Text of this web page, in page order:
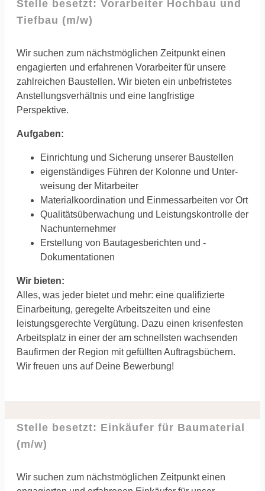
Stelle besetzt: Vorarbeiter Hochbau und
Tiefbau (m/w)
Wir suchen zum nächstmöglichen Zeitpunkt einen
engagierten und erfahrenen Vorarbeiter für unsere
zahlreichen Baustellen. Wir bieten ein unbefristetes
Anstellungsverhältnis und eine langfristige
Perspektive.
Aufgaben:
Einrichtung und Sicherung unserer Baustellen
eigenständiges Führen der Kolonne und Unter­
weisung der Mitarbeiter
Material­koordi­nation und Einmessarbeiten vor Ort
Qualitätsüber­wachung und Leistungs­kon­trolle der
Nachunternehmer
Erstellung von Bautages­berichten und -
Dokumen­tationen
Wir bieten:
Alles, was jeder bietet und mehr: eine qualifizierte
Einarbeitung, geregelte Arbeitszeiten und eine
leistungsgerechte Vergütung. Dazu einen krisenfesten
Arbeitsplatz in einer der am schnellsten wachsenden
Baufirmen der Region mit gefüllten Auftragsbüchern.
Wir freuen uns auf Deine Bewerbung!
Stelle besetzt: Einkäufer für Baumaterial
(m/w)
Wir suchen zum nächstmöglichen Zeitpunkt einen